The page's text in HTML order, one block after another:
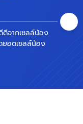
ดีจากเซลล์น้อง
ยอดเซลล์น้อง